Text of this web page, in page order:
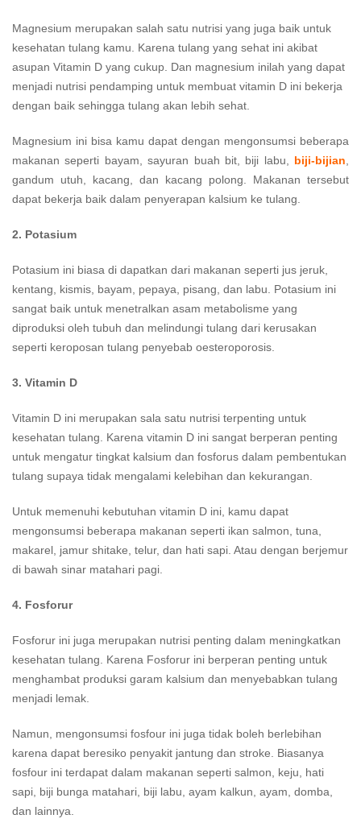
Magnesium merupakan salah satu nutrisi yang juga baik untuk
kesehatan tulang kamu. Karena tulang yang sehat ini akibat
asupan Vitamin D yang cukup. Dan magnesium inilah yang dapat
menjadi nutrisi pendamping untuk membuat vitamin D ini bekerja
dengan baik sehingga tulang akan lebih sehat.
Magnesium ini bisa kamu dapat dengan mengonsumsi beberapa
makanan seperti bayam, sayuran buah bit, biji labu, biji-bijian
gandum utuh, kacang, dan kacang polong. Makanan tersebut
dapat bekerja baik dalam penyerapan kalsium ke tulang.
2. Potasium
Potasium ini biasa di dapatkan dari makanan seperti jus jeruk,
kentang, kismis, bayam, pepaya, pisang, dan labu. Potasium ini
sangat baik untuk menetralkan asam metabolisme yang
diproduksi oleh tubuh dan melindungi tulang dari kerusakan
seperti keroposan tulang penyebab oesteroporosis.
3. Vitamin D
Vitamin D ini merupakan sala satu nutrisi terpenting untuk
kesehatan tulang. Karena vitamin D ini sangat berperan penting
untuk mengatur tingkat kalsium dan fosforus dalam pembentukan
tulang supaya tidak mengalami kelebihan dan kekurangan.
Untuk memenuhi kebutuhan vitamin D ini, kamu dapat
mengonsumsi beberapa makanan seperti ikan salmon, tuna,
makarel, jamur shitake, telur, dan hati sapi. Atau dengan berjemur
di bawah sinar matahari pagi.
4. Fosforur
Fosforur ini juga merupakan nutrisi penting dalam meningkatkan
kesehatan tulang. Karena Fosforur ini berperan penting untuk
menghambat produksi garam kalsium dan menyebabkan tulang
menjadi lemak.
Namun, mengonsumsi fosfour ini juga tidak boleh berlebihan
karena dapat beresiko penyakit jantung dan stroke. Biasanya
fosfour ini terdapat dalam makanan seperti salmon, keju, hati
sapi, biji bunga matahari, biji labu, ayam kalkun, ayam, domba,
dan lainnya.